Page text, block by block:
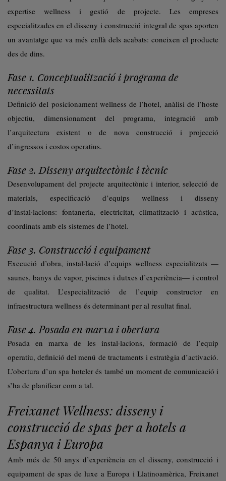
expertise wellness i gestió de projecte. Les empreses
especialitzades en el disseny i construcció integral de spas aporten
un avantatge que va més enllà dels acabats: coneixen el producte
des de dins.
Fase 1. Conceptualització i programa de
necessitats
Definició del posicionament wellness de l’hotel, anàlisi de l’hoste
objectiu, dimensionament del programa, integració amb
l’arquitectura existent o de nova construcció i projecció
d’ingressos i costos operatius.
Fase 2. Disseny arquitectònic i tècnic
Desenvolupament del projecte arquitectònic i interior, selecció de
materials, especificació d’equips wellness i disseny
d’instal·lacions: fontaneria, electricitat, climatització i acústica,
coordinats amb els sistemes de l’hotel.
Fase 3. Construcció i equipament
Execució d’obra, instal·lació d’equips wellness especialitzats —
saunes, banys de vapor, piscines i dutxes d’experiència— i control
de qualitat. L’especialització de l’equip constructor en
infraestructura wellness és determinant per al resultat final.
Fase 4. Posada en marxa i obertura
Posada en marxa de les instal·lacions, formació de l’equip
operatiu, definició del menú de tractaments i estratègia d’activació.
L’obertura d’un spa hoteler és també un moment de comunicació i
s’ha de planificar com a tal.
Freixanet Wellness: disseny i
construcció de spas per a hotels a
Espanya i Europa
Amb més de 50 anys d’experiència en el disseny, construcció i
equipament de spas de luxe a Europa i Llatinoamèrica, Freixanet